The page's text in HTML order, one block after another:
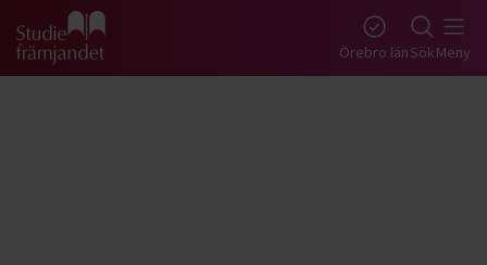
Gå till studiefrämjandets startsida Örebro länSökMeny